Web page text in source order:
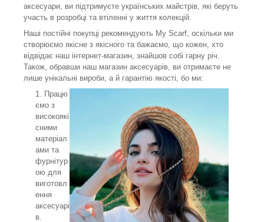
аксесуари, ви підтримуєте українських майстрів, які беруть
участь в розробці та втіленні у життя колекцій.
Наші постійні покупці рекомендують My Scarf, оскільки ми
створюємо якісне з якісного та бажаємо, що кожен, хто
відвідає наш інтернет-магазин, знайшов собі гарну річ.
Також, обравши наш магазин аксесуарів, ви отримаєте не
лише унікальні вироби, а й гарантію якості, бо ми:
Працю
ємо з
високоякі
сними
матеріал
ами та
фурнітур
ою для
виготовл
ення
аксесуарі
в.